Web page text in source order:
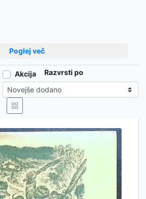
Poglej več
Akcija Razvrsti po